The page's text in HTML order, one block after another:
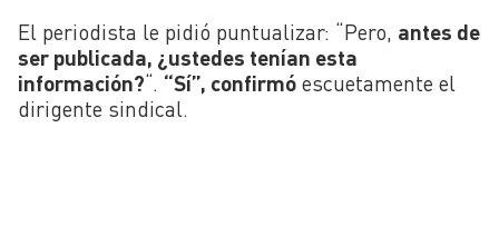
El periodista le pidió puntualizar: “Pero, antes de
ser publicada, ¿ustedes tenían esta
información?“. “Sí”, confirmó escuetamente el
dirigente sindical.